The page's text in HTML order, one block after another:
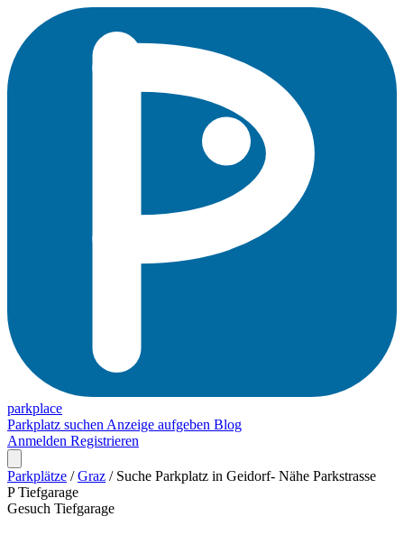
parkplace
Parkplatz suchen Anzeige aufgeben Blog
Anmelden Registrieren
Parkplätze / Graz / Suche Parkplatz in Geidorf- Nähe Parkstrasse
P Tiefgarage
Gesuch Tiefgarage